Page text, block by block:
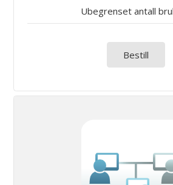
Ubegrenset antall
Bestill